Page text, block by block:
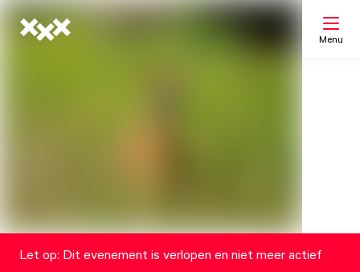
Menu
Let op: Dit evenement is verlopen en niet meer actief